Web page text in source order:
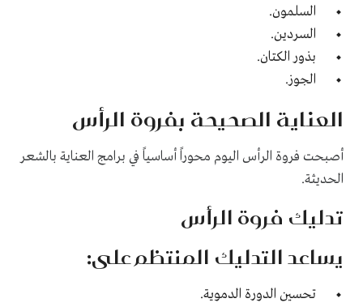
السلمون.
السردين.
بذور الكتان.
الجوز.
العناية الصحيحة بفروة الرأس
أصبحت فروة الرأس اليوم محوراً أساسياً في برامج العناية بالشعر
الحديثة.
تدليك فروة الرأس
يساعد التدليك المنتظم على:
تحسين الدورة الدموية.